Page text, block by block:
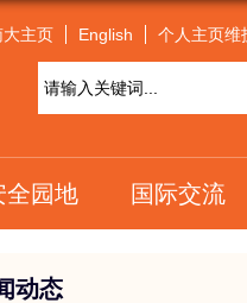
大主页 English 个人主页维
全园地 国际交流
动态